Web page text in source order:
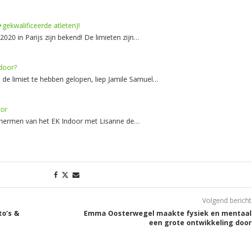
atleten)!
in Parijs zijn bekend! De limieten zijn…
limiet te hebben gelopen, liep Jamile Samuel…
van het EK Indoor met Lisanne de…
&
Volgend bericht
Emma Oosterwegel maakte fysiek en mentaal
een grote ontwikkeling door